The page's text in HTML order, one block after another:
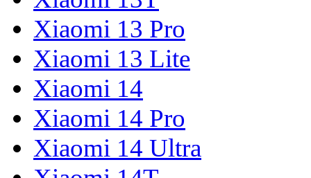
Xiaomi 13 Pro
Xiaomi 13 Lite
Xiaomi 14
Xiaomi 14 Pro
Xiaomi 14 Ultra